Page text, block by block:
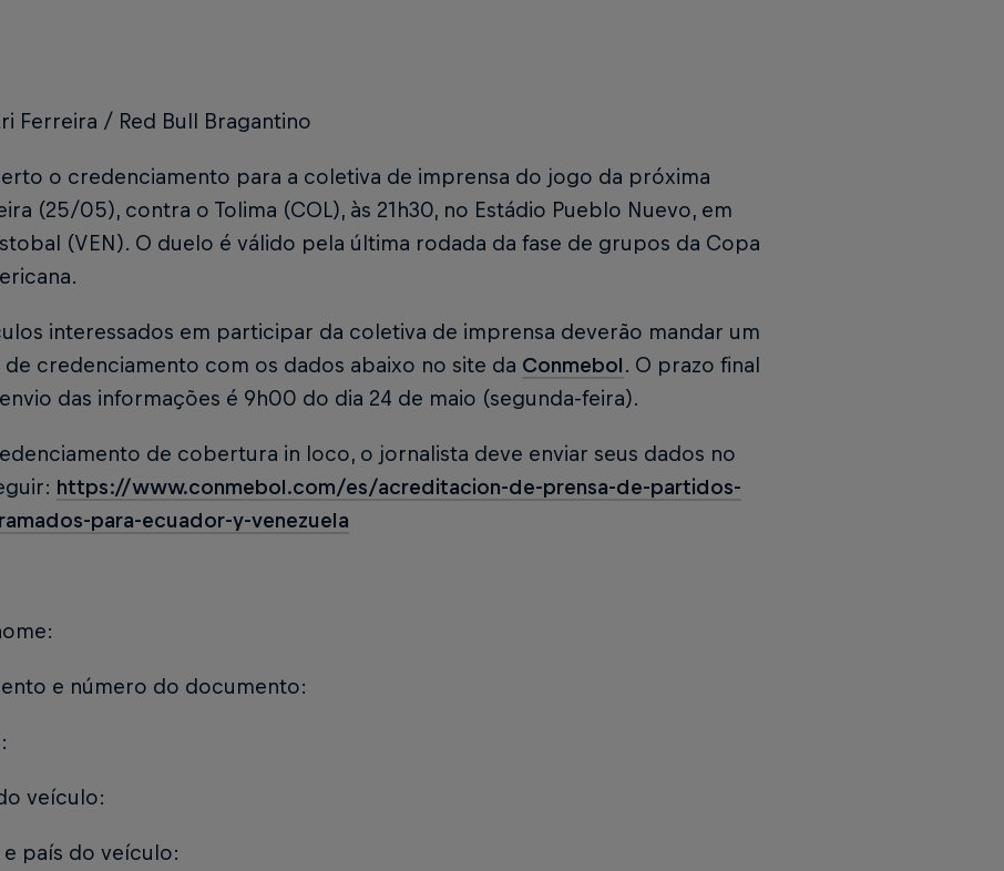
Ferreira / Red Bull Bragantino
o credenciamento para a coletiva de imprensa do jogo da próxima
(25/05), contra o Tolima (COL), às 21h30, no Estádio Pueblo Nuevo, em
(VEN). O duelo é válido pela última rodada da fase de grupos da Copa
interessados em participar da coletiva de imprensa deverão mandar um
credenciamento com os dados abaixo no site da Conmebol. O prazo final
das informações é 9h00 do dia 24 de maio (segunda-feira).
de cobertura in loco, o jornalista deve enviar seus dados no
https://www.conmebol.com/es/acreditacion-de-prensa-de-partidos-
para-ecuador-y-venezuela
e número do documento:
veículo:
e país do veículo: